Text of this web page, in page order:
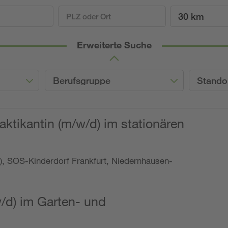
30 km
Erweiterte Suche
Berufsgruppe
(m/w/d) im stationären
SOS-Kinderdorf Frankfurt, Niedernhausen-
im Garten- und